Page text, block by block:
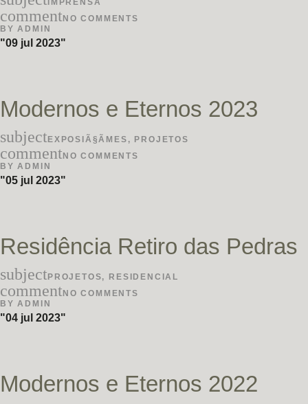
IMPRENSA
comment NO COMMENTS
BYADMIN
09 jul 2023
Modernos e Eternos 2023
subject EXPOSIÃ§ÃΜES , PROJETOS
comment NO COMMENTS
BYADMIN
05 jul 2023
Residência Retiro das Pedras
subject PROJETOS, RESIDENCIAL
comment NO COMMENTS
BYADMIN
04 jul 2023
Modernos e Eternos 2022